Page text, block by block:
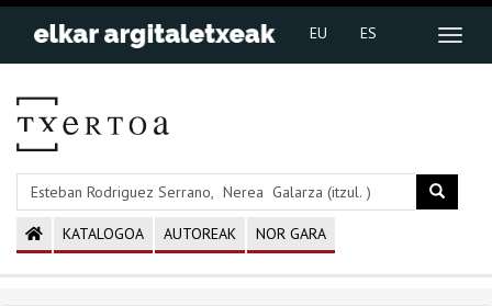
EU ES
KATALOGOA AUTOREAK NOR GARA